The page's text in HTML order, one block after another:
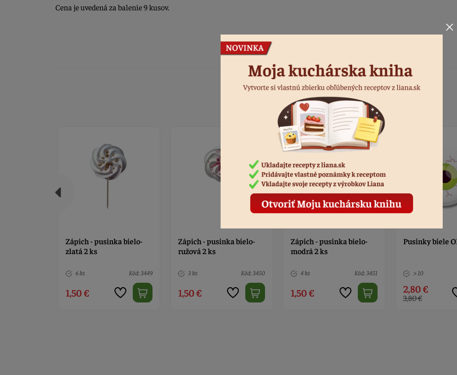
Cena je uvedená za balenie 9 kusov.
Podobné produkty
Zápich - pusinka bielo-
ružová 2 ks
3 ks Kód: 3450
1,50 €
Zápich - pusinka bielo-
modrá 2 ks
4 ks Kód: 3451
1,50 €
Pusinky biele OKO 12 ks
> 10 Kód: 4820
2,80 €
3,80 €
Pusinky ružové
> 10
2,80 €